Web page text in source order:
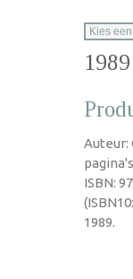
Auteur:
ISBN:
1989.